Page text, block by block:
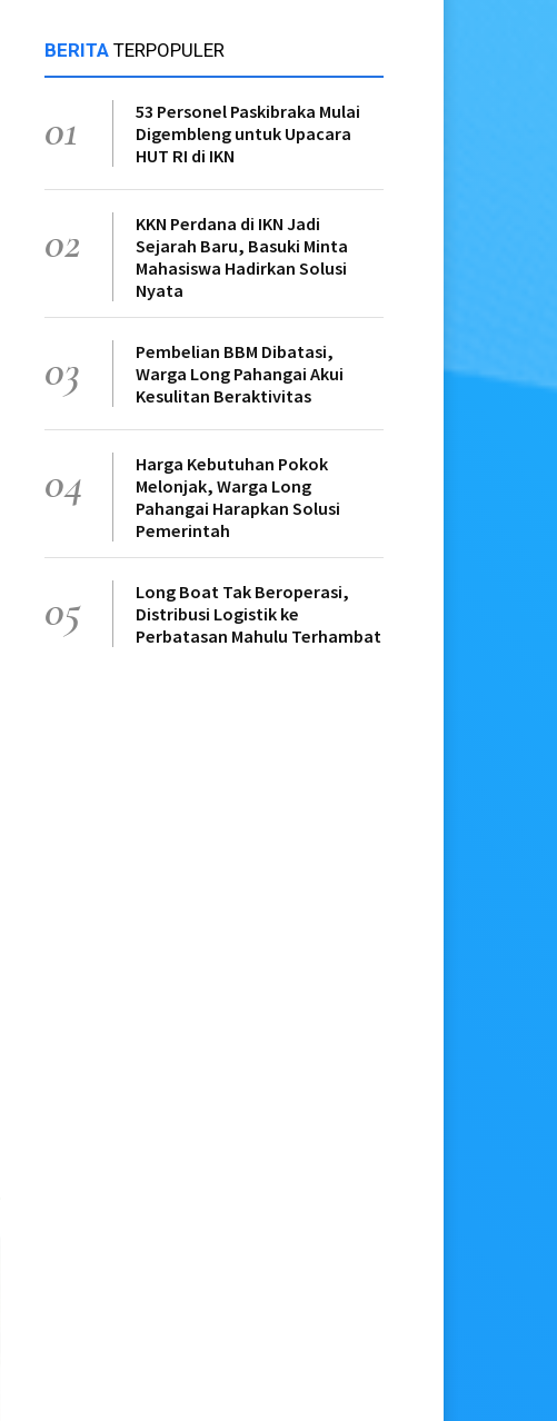
BERITA TERPOPULER
01
53 Personel Paskibraka Mulai
Digembleng untuk Upacara
HUT RI di IKN
02
KKN Perdana di IKN Jadi
Sejarah Baru, Basuki Minta
Mahasiswa Hadirkan Solusi
Nyata
03
Pembelian BBM Dibatasi,
Warga Long Pahangai Akui
Kesulitan Beraktivitas
04
Harga Kebutuhan Pokok
Melonjak, Warga Long
Pahangai Harapkan Solusi
Pemerintah
05
Long Boat Tak Beroperasi,
Distribusi Logistik ke
Perbatasan Mahulu Terhambat